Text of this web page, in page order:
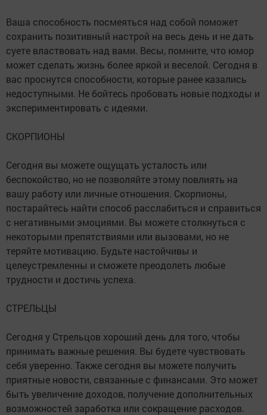
Ваша способность посмеяться над собой поможет
сохранить позитивный настрой на весь день и не дать
суете властвовать над вами. Весы, помните, что юмор
может сделать жизнь более яркой и веселой. Сегодня в
вас проснутся способности, которые ранее казались
недоступными. Не бойтесь пробовать новые подходы и
экспериментировать с идеями.
СКОРПИОНЫ
Сегодня вы можете ощущать усталость или
беспокойство, но не позволяйте этому повлиять на
вашу работу или личные отношения. Скорпионы,
постарайтесь найти способ расслабиться и справиться
с негативными эмоциями. Вы можете столкнуться с
некоторыми препятствиями или вызовами, но не
теряйте мотивацию. Будьте настойчивы и
целеустремленны и сможете преодолеть любые
трудности и достичь успеха.
СТРЕЛЬЦЫ
Сегодня у Стрельцов хороший день для того, чтобы
принимать важные решения. Вы будете чувствовать
себя уверенно. Также сегодня вы можете получить
приятные новости, связанные с финансами. Это может
быть увеличение доходов, получение дополнительных
возможностей заработка или сокращение расходов.